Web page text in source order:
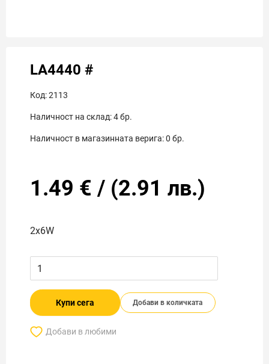
LA4440 #
Код:2113
Наличност на склад:4бр.
Наличност в магазинната верига:0 бр.
1.49 € / (2.91 лв.)
2x6W
Купи сега Добави в количката
Добави в любими